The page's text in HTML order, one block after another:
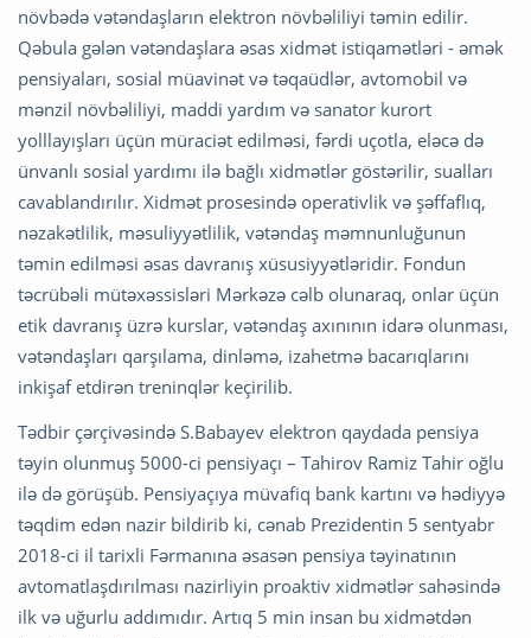
növbədə vətəndaşların elektron növbəliliyi təmin edilir.
Qəbula gələn vətəndaşlara əsas xidmət istiqamətləri - əmək
pensiyaları, sosial müavinət və təqaüdlər, avtomobil və
mənzil növbəliliyi, maddi yardım və sanator kurort
yolllayışları üçün müraciət edilməsi, fərdi uçotla, eləcə də
ünvanlı sosial yardımı ilə bağlı xidmətlər göstərilir, sualları
cavablandırılır. Xidmət prosesində operativlik və şəffaflıq,
nəzakətlilik, məsuliyyətlilik, vətəndaş məmnunluğunun
təmin edilməsi əsas davranış xüsusiyyətləridir. Fondun
təcrübəli mütəxəssisləri Mərkəzə cəlb olunaraq, onlar üçün
etik davranış üzrə kurslar, vətəndaş axınının idarə olunması,
vətəndaşları qarşılama, dinləmə, izahetmə bacarıqlarını
inkişaf etdirən treninqlər keçirilib.
Tədbir çərçivəsində S.Babayev elektron qaydada pensiya
təyin olunmuş 5000-ci pensiyaçı – Tahirov Ramiz Tahir oğlu
ilə də görüşüb. Pensiyaçıya müvafiq bank kartını və hədiyyə
təqdim edən nazir bildirib ki, cənab Prezidentin 5 sentyabr
2018-ci il tarixli Fərmanına əsasən pensiya təyinatının
avtomatlaşdırılması nazirliyin proaktiv xidmətlər sahəsində
ilk və uğurlu addımıdır. Artıq 5 min insan bu xidmətdən